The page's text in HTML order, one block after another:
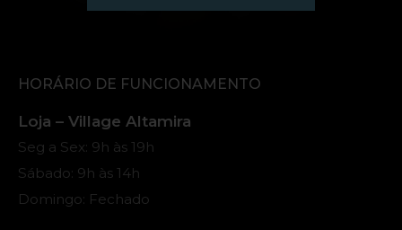
HORÁRIO DE FUNCIONAMENTO
Loja – Village Altamira
Seg a Sex: 9h às 19h
Sábado: 9h às 14h
Domingo: Fechado